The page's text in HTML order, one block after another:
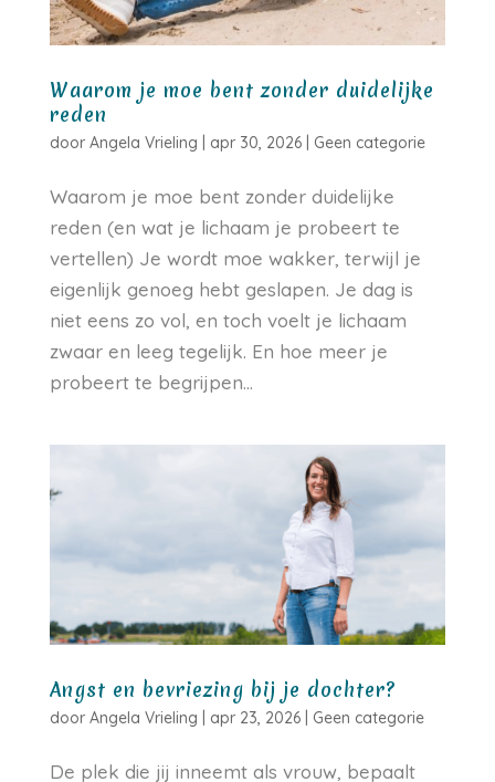
Waarom je moe bent zonder duidelijke
reden
door Angela Vrieling apr 30, 2026| Geen categorie
Waarom je moe bent zonder duidelijke
reden (en wat je lichaam je probeert te
vertellen) Je wordt moe wakker, terwijl je
eigenlijk genoeg hebt geslapen. Je dag is
niet eens zo vol, en toch voelt je lichaam
zwaar en leeg tegelijk. En hoe meer je
probeert te begrijpen...
Angst en bevriezing bij je dochter?
door Angela Vrieling apr 23, 2026| Geen categorie
De plek die jij inneemt als vrouw, bepaalt